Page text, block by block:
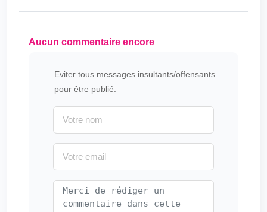
Aucun commentaire encore
Eviter tous messages insultants/offensants
pour être publié.